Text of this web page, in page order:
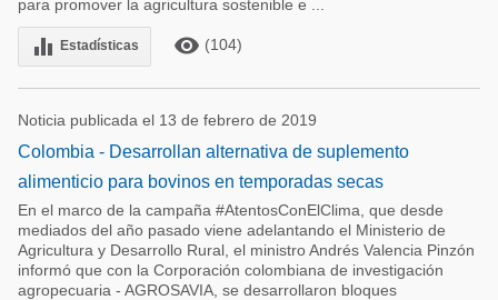
para promover la agricultura sostenible e ...
equalizer Estadísticas remove_red_eye (104)
Noticia publicada el 13 de febrero de 2019
Colombia - Desarrollan alternativa de suplemento
alimenticio para bovinos en temporadas secas
En el marco de la campaña #AtentosConElClima, que desde
mediados del año pasado viene adelantando el Ministerio de
Agricultura y Desarrollo Rural, el ministro Andrés Valencia Pinzón
informó que con la Corporación colombiana de investigación
agropecuaria - AGROSAVIA, se desarrollaron bloques